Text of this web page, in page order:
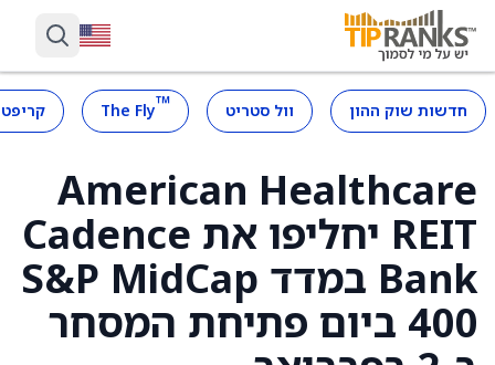
חדשות שוק ההון וול סטריט ™
The Fly
American Healthcare
REIT יחליפו את Cadence
Bank במדד S&P MidCap
400 ביום פתיחת המסחר